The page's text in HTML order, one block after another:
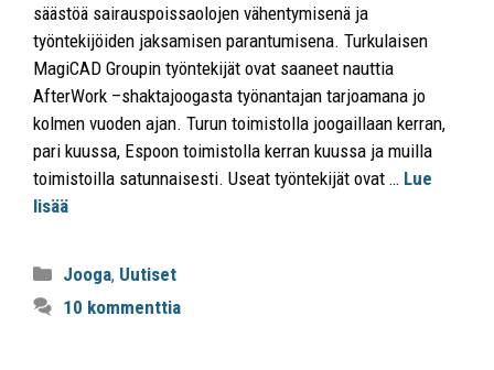
säästöä sairauspoissaolojen vähentymisenä ja
työntekijöiden jaksamisen parantumisena. Turkulaisen
MagiCAD Groupin työntekijät ovat saaneet nauttia
AfterWork –shaktajoogasta työnantajan tarjoamana jo
kolmen vuoden ajan. Turun toimistolla joogaillaan kerran,
pari kuussa, Espoon toimistolla kerran kuussa ja muilla
toimistoilla satunnaisesti. Useat työntekijät ovat … Lue
lisää
Jooga, Uutiset
10 kommenttia